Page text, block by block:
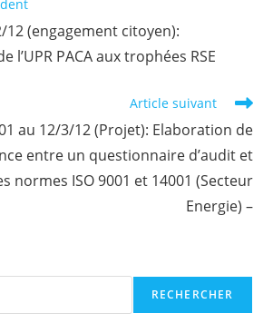
12 (engagement citoyen):
l’UPR PACA aux trophées RSE
Article suivant
au 12/3/12 (Projet): Elaboration de
entre un questionnaire d’audit et
normes ISO 9001 et 14001 (Secteur
Energie) –
RECHERCHER